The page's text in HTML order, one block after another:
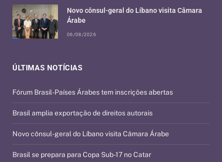
ÚLTIMAS NOTÍCIAS
Fórum Brasil-Países Árabes tem inscrições abertas
Brasil amplia exportação de direitos autorais
Novo cônsul-geral do Líbano visita Câmara Árabe
Brasil se prepara para Copa Sub-17 no Catar
Novo cônsul-geral do Líbano visita Câmara
Árabe
06/08/2026